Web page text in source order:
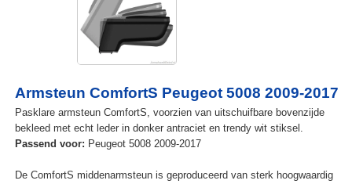
Armsteun ComfortS Peugeot 5008 2009-2017
Pasklare armsteun ComfortS, voorzien van uitschuifbare bovenzijde
bekleed met echt leder in donker antraciet en trendy wit stiksel.
Passend voor: Peugeot 5008 2009-2017
De ComfortS middenarmsteun is geproduceerd van sterk hoogwaardig